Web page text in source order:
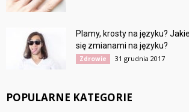
Plamy, krosty na języku?
się zmianami na języku?
Zdrowie 31 grudnia 2017
POPULARNE KATEGORIE